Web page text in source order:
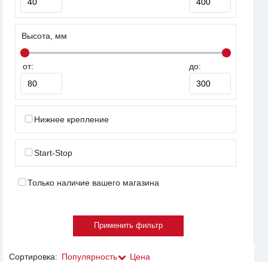
Высота, мм
от: до:
Нижнее крепление
Start-Stop
Только наличие вашего магазина
Сортировка: Популярность Цена